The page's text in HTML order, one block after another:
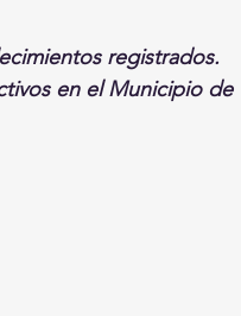
registrados.
en el Municipio de